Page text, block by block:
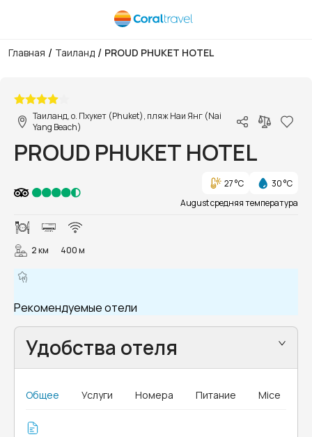
Главная / Таиланд / PROUD PHUKET HOTEL
Таиланд, о. Пхукет (Phuket), пляж Наи Янг (Nai
Yang Beach)
PROUD PHUKET HOTEL
27 °C
30 °C
August средняя температура
2 км 400 м
Рекомендуемые отели
Удобства отеля
Общее Услуги Номера Питание Mice